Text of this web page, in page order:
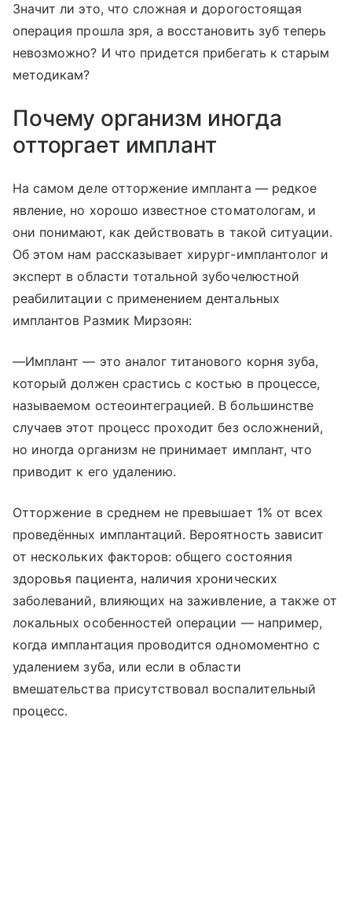
Значит ли это, что сложная и дорогостоящая
операция прошла зря, а восстановить зуб теперь
невозможно? И что придется прибегать к старым
методикам?
Почему организм иногда
отторгает имплант
На самом деле отторжение импланта — редкое
явление, но хорошо известное стоматологам, и
они понимают, как действовать в такой ситуации.
Об этом нам рассказывает хирург-имплантолог и
эксперт в области тотальной зубочелюстной
реабилитации с применением дентальных
имплантов Размик Мирзоян:
—Имплант — это аналог титанового корня зуба,
который должен срастись с костью в процессе,
называемом остеоинтеграцией. В большинстве
случаев этот процесс проходит без осложнений,
но иногда организм не принимает имплант, что
приводит к его удалению.
Отторжение в среднем не превышает 1% от всех
проведённых имплантаций. Вероятность зависит
от нескольких факторов: общего состояния
здоровья пациента, наличия хронических
заболеваний, влияющих на заживление, а также от
локальных особенностей операции — например,
когда имплантация проводится одномоментно с
удалением зуба, или если в области
вмешательства присутствовал воспалительный
процесс.